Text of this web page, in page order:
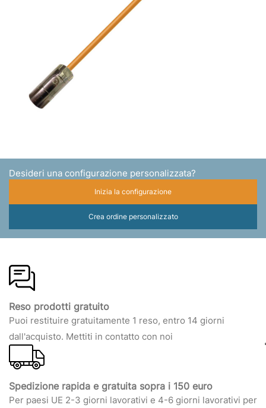
Desideri una configurazione personalizzata?
Inizia la configurazione
Crea ordine personalizzato
Reso prodotti gratuito
Puoi restituire gratuitamente 1 reso, entro 14 giorni
dall'acquisto. Mettiti in contatto con noi
Spedizione rapida e gratuita sopra i 150 euro
Per paesi UE 2-3 giorni lavorativi e 4-6 giorni lavorativi per